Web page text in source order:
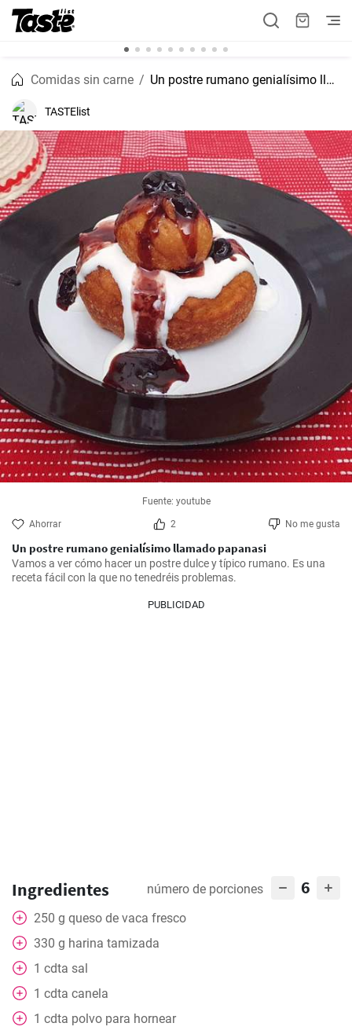
Comidas sin carne Un postre rumano genialísimo llamado papanasi
TASTElist
Fuente: youtube
Ahorrar 2 No me gusta
Un postre rumano genialísimo llamado papanasi
Vamos a ver cómo hacer un postre dulce y típico rumano. Es una
receta fácil con la que no tenedréis problemas.
PUBLICIDAD
Ingredientes número de porciones 6
250 g queso de vaca fresco
330 g harina tamizada
1 cdta sal
1 cdta canela
1 cdta polvo para hornear